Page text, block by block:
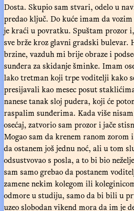
Dosta. Skupio sam stvari, odelo u
predao ključ. Do kuće imam da
je kraći u povratku. Spuštam prozor
sve brže kroz glavni gradski bulevar.
brzine, vazduh mi brije obraze i
sunđera za skidanje šminke. Imam
lako tretman koji trpe voditelji kako
presijavali kao mesec posut
nanese tanak sloj pudera, koji će
raspalim sunđerima. Kada više
osećaj, zatvorio sam prozor i jače
Mogao sam da krenem ranom
da ostanem još jednu noć, ali u tom
odsustvovao s posla, a to bi bio
sam samo grebao da postanem
zamene nekim kolegom ili
odmore u studiju, samo da bi bili u
uzeo slobodan vikend mora da im je